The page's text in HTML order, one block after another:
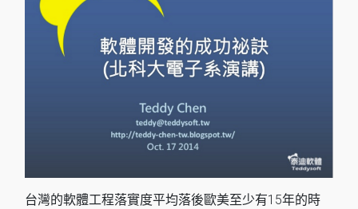
台灣的軟體工程落實度平均落後歐美至少有15年的時